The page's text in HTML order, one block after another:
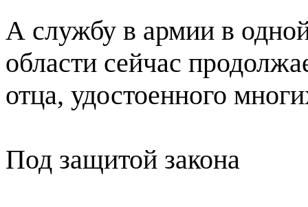
А службу в армии в
области сейчас
отца, удостоенного
Под защитой закона